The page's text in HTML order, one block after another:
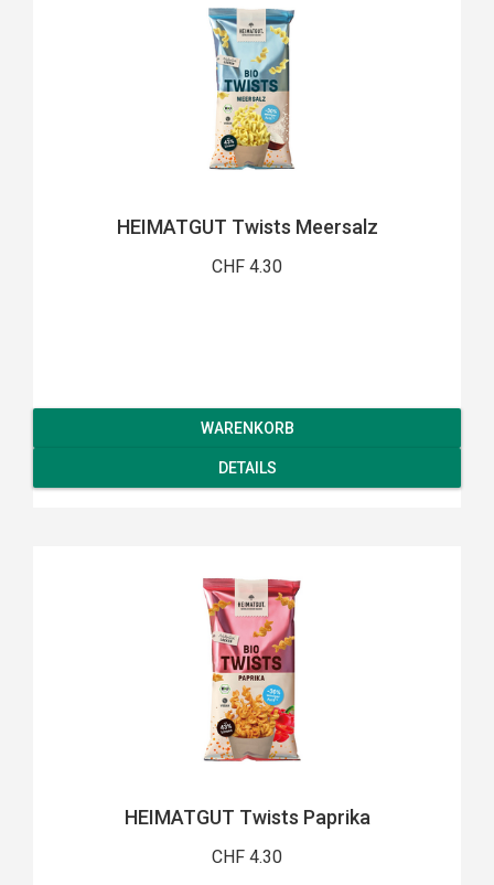
HEIMATGUT Twists Meersalz
CHF 4.30
WARENKORB
DETAILS
HEIMATGUT Twists Paprika
CHF 4.30